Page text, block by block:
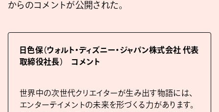
からのコメントが公開された。
日色保（ウォルト・ディズニー・ジャパン株式会社 代表
取締役社長） コメント
世界中の次世代クリエイターが生み出す物語には、
エンターテイメントの未来を形づくる力があります。